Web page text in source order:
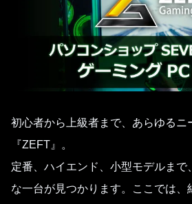
初心者から上級者まで、あらゆるニ
『ZEFT』。
定番、ハイエンド、小型モデルまで
な一台が見つかります。ここでは、